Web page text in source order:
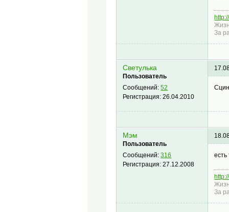
За
Светулька
Пользователь
Сообщений:52
Регистрация:26.04.2010
Мэм
Пользователь
Сообщений:316
Регистрация:27.12.2008
За